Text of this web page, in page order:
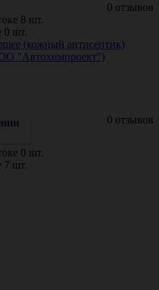
0 отзывов
8 шт.
0 шт.
(кожный антисептик)
"Автохимпроект")
0 отзывов
0 шт.
7 шт.